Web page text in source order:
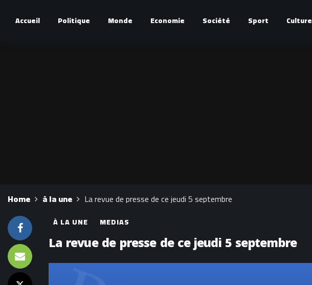
Accueil Politique Monde Economie Société Sport Culture
Home à la une La revue de presse de ce jeudi 5 septembre
À LA UNE MEDIAS
La revue de presse de ce jeudi 5 septembre